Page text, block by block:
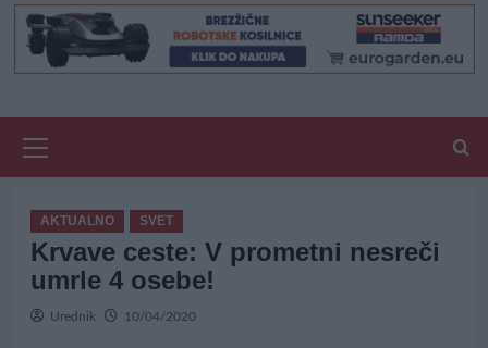
Menu
AKTUALNO SVET
Krvave ceste: V prometni nesreči
umrle 4 osebe!
Urednik 10/04/2020